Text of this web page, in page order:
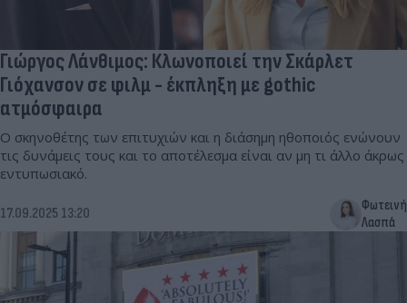
Γιώργος Λάνθιμος: Κλωνοποιεί την Σκάρλετ
Γιόχανσον σε φιλμ - έκπληξη με gothic
ατμόσφαιρα
Ο σκηνοθέτης των επιτυχιών και η διάσημη ηθοποιός ενώνουν
τις δυνάμεις τους και το αποτέλεσμα είναι αν μη τι άλλο άκρως
εντυπωσιακό.
17.09.2025 13:20
Φωτεινή
Λασπά